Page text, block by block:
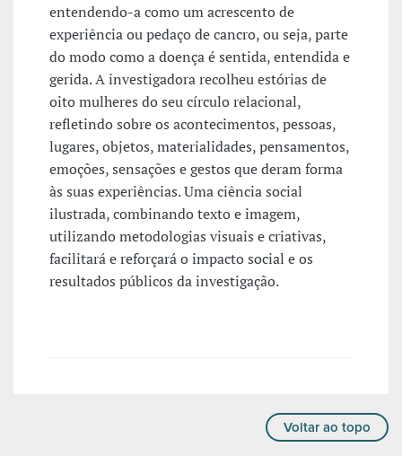
entendendo-a como um acrescento de
experiência ou pedaço de cancro, ou seja, parte
do modo como a doença é sentida, entendida e
gerida. A investigadora recolheu estórias de
oito mulheres do seu círculo relacional,
refletindo sobre os acontecimentos, pessoas,
lugares, objetos, materialidades, pensamentos,
emoções, sensações e gestos que deram forma
às suas experiências. Uma ciência social
ilustrada, combinando texto e imagem,
utilizando metodologias visuais e criativas,
facilitará e reforçará o impacto social e os
resultados públicos da investigação.
Voltar ao topo